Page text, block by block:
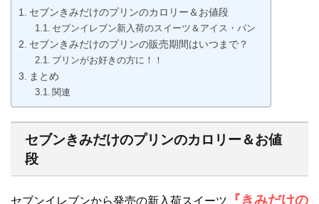
セブンきみだけのプリンのカロリー＆お値段
セブンイレブン新入荷のスイーツ＆アイス・パン
セブンきみだけのプリンの販売期間はいつまで？
プリンがお好きの方に！！
まとめ
関連
セブンきみだけのプリンのカロリー＆お値
段
セブンイレブンから発売の新入荷スイーツ
『きみだけの